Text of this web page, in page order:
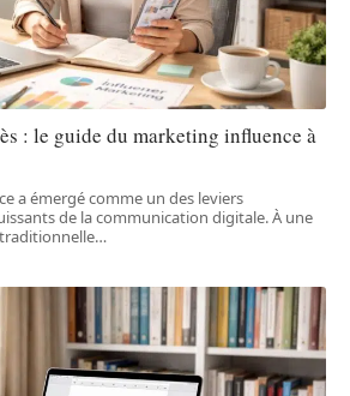
: le guide du marketing influence à
a émergé comme un des leviers
de la communication digitale. À une
…